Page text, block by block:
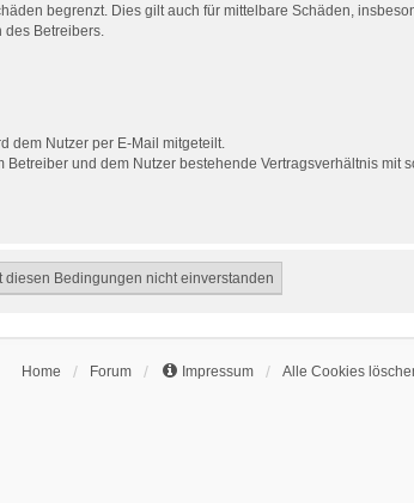
begrenzt. Dies gilt auch für mittelbare Schäden,
des Betreibers.
dem Nutzer per E-Mail mitgeteilt.
und dem Nutzer bestehende Vertragsverhältnis mit
Home Forum Impressum Alle Cookies